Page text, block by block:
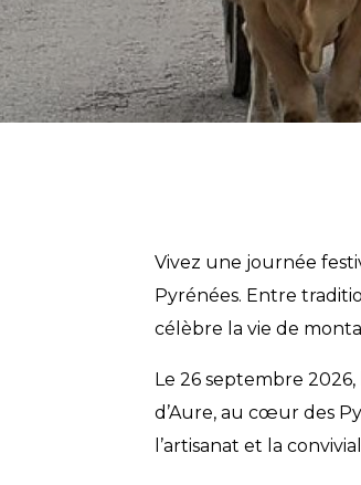
Vivez une journée
Pyrénées. Entre
célèbre la vie de
Le 26 septembre
d’Aure, au cœur des
l’artisanat et la